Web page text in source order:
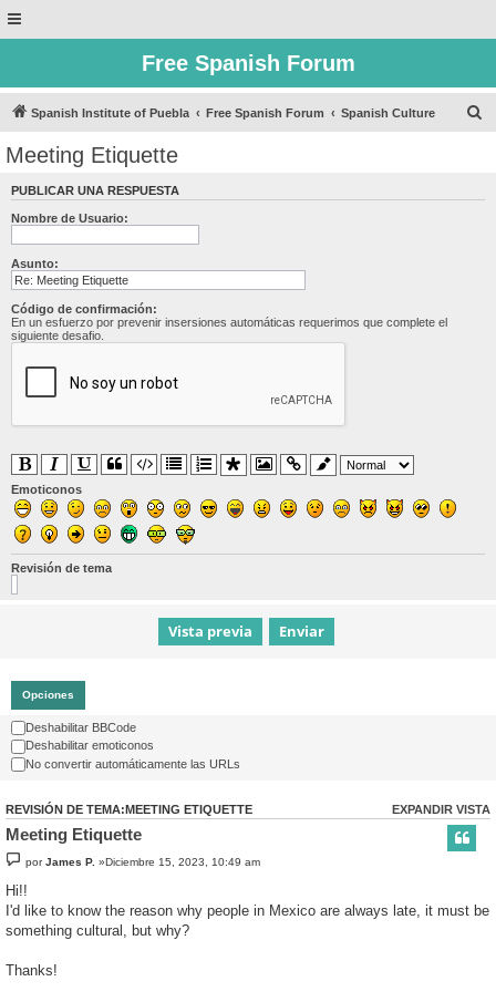
Free Spanish Forum
Spanish Institute of Puebla Free Spanish Forum Spanish Culture
Meeting Etiquette
PUBLICAR UNA RESPUESTA
Nombre de Usuario:
Asunto:
Código de confirmación:
En un esfuerzo por prevenir insersiones automáticas requerimos que complete el
siguiente desafio.
Emoticonos
Revisión de tema
Opciones
Deshabilitar BBCode
Deshabilitar emoticonos
No convertir automáticamente las URLs
EXPANDIR VISTA
REVISIÓN DE TEMA:MEETING ETIQUETTE
Meeting Etiquette
porJames P. »Diciembre 15, 2023, 10:49 am
Hi!!
I'd like to know the reason why people in Mexico are always late, it must be
something cultural, but why?
Thanks!